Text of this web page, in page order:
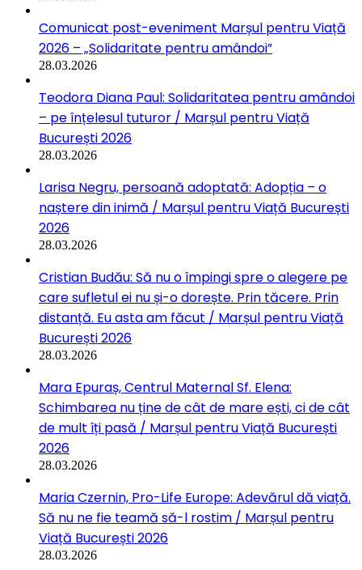
Comunicat post-eveniment Marșul pentru Viață
2026 – „Solidaritate pentru amândoi”
28.03.2026
Teodora Diana Paul: Solidaritatea pentru amândoi
– pe înțelesul tuturor / Marșul pentru Viață
București 2026
28.03.2026
Larisa Negru, persoană adoptată: Adopția – o
naștere din inimă / Marșul pentru Viață București
2026
28.03.2026
Cristian Budău: Să nu o împingi spre o alegere pe
care sufletul ei nu și-o dorește. Prin tăcere. Prin
distanță. Eu asta am făcut / Marșul pentru Viață
București 2026
28.03.2026
Mara Epuraș, Centrul Maternal Sf. Elena:
Schimbarea nu ține de cât de mare ești, ci de cât
de mult îți pasă / Marșul pentru Viață București
2026
28.03.2026
Maria Czernin, Pro-Life Europe: Adevărul dă viață.
Să nu ne fie teamă să-l rostim / Marșul pentru
Viață București 2026
28.03.2026